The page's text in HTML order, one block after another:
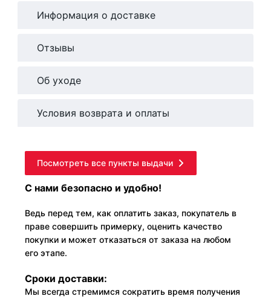
Информация о доставке
Отзывы
Об уходе
Условия возврата и оплаты
Посмотреть все пункты выдачи
С нами безопасно и удобно!
Ведь перед тем, как оплатить заказ, покупатель в
праве совершить примерку, оценить качество
покупки и может отказаться от заказа на любом
его этапе.
Сроки доставки:
Мы всегда стремимся сократить время получения